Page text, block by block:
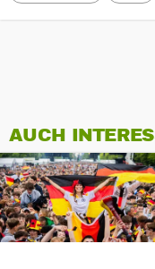
AUCH